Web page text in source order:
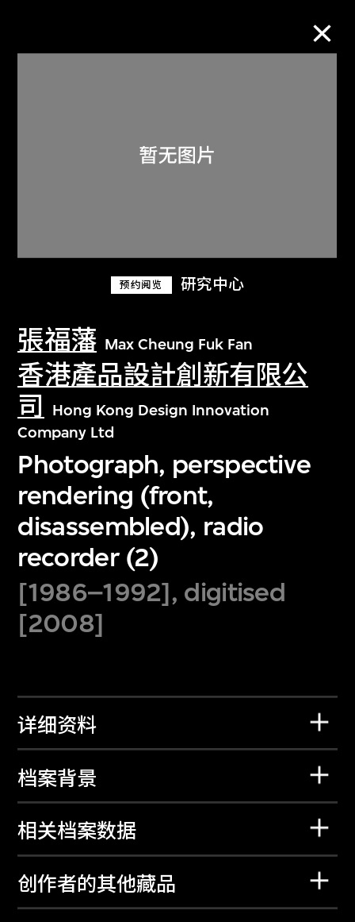
预约阅览 研究中心
張福藩 Max Cheung Fuk Fan
香港產品設計創新有限公
司
Hong Kong Design Innovation
Company Ltd
Photograph, perspective
rendering (front,
disassembled), radio
recorder (2)
[1986–1992], digitised
[2008]
详细资料
档案背景
相关档案数据
创作者的其他藏品
关于M+藏品
探索世界顶级的二十及二十一世纪视觉
文化藏品。